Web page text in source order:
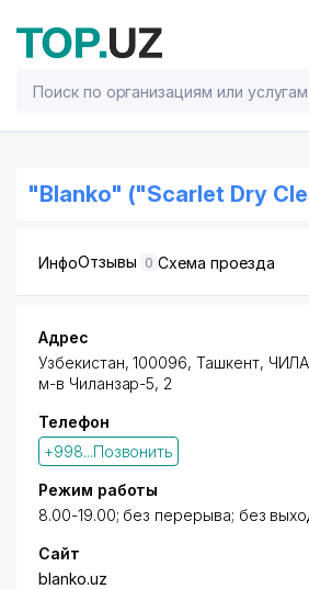
"Blanko" ("Scarlet Dry
ИнфоОтзывы 0 Схема проезда
Адрес
Узбекистан, 100096, Ташкент,
м-в Чиланзар-5, 2
Телефон
+998...Позвонить
Режим работы
8.00-19.00; без перерыва; без
Сайт
blanko.uz